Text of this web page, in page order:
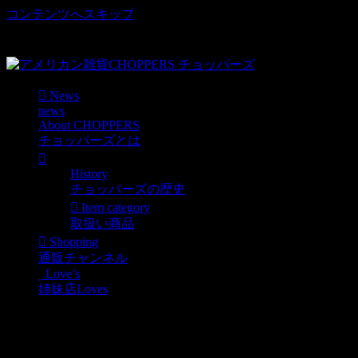
コンテンツへスキップ
News
news
About CHOPPERS
チョッパーズとは
History
チョッパーズの歴史
Item category
取扱い商品
Shopping
通販チャンネル
Love’s
姉妹店Loves